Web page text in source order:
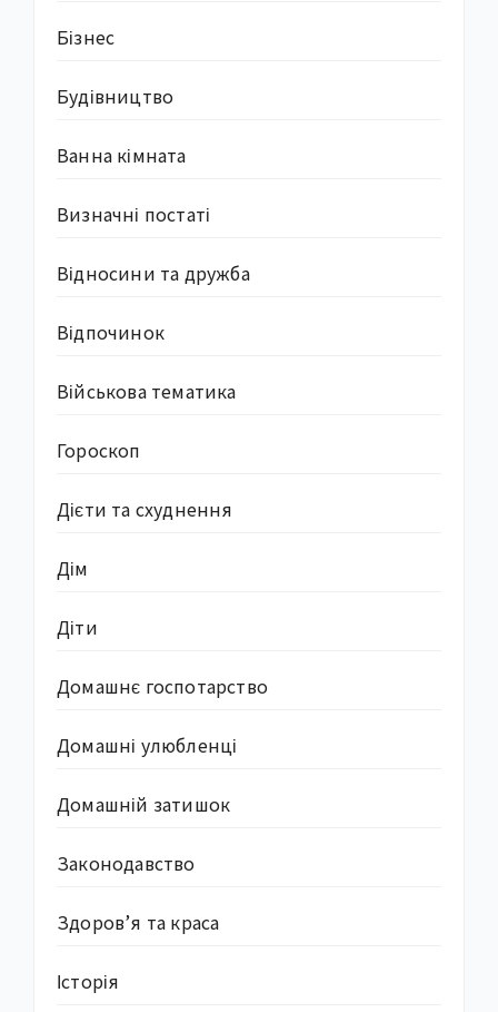
Бізнес
Будівництво
Ванна кімната
Визначні постаті
Відносини та дружба
Відпочинок
Військова тематика
Гороскоп
Дієти та схуднення
Дім
Діти
Домашнє госпотарство
Домашні улюбленці
Домашній затишок
Законодавство
Здоров’я та краса
Історія